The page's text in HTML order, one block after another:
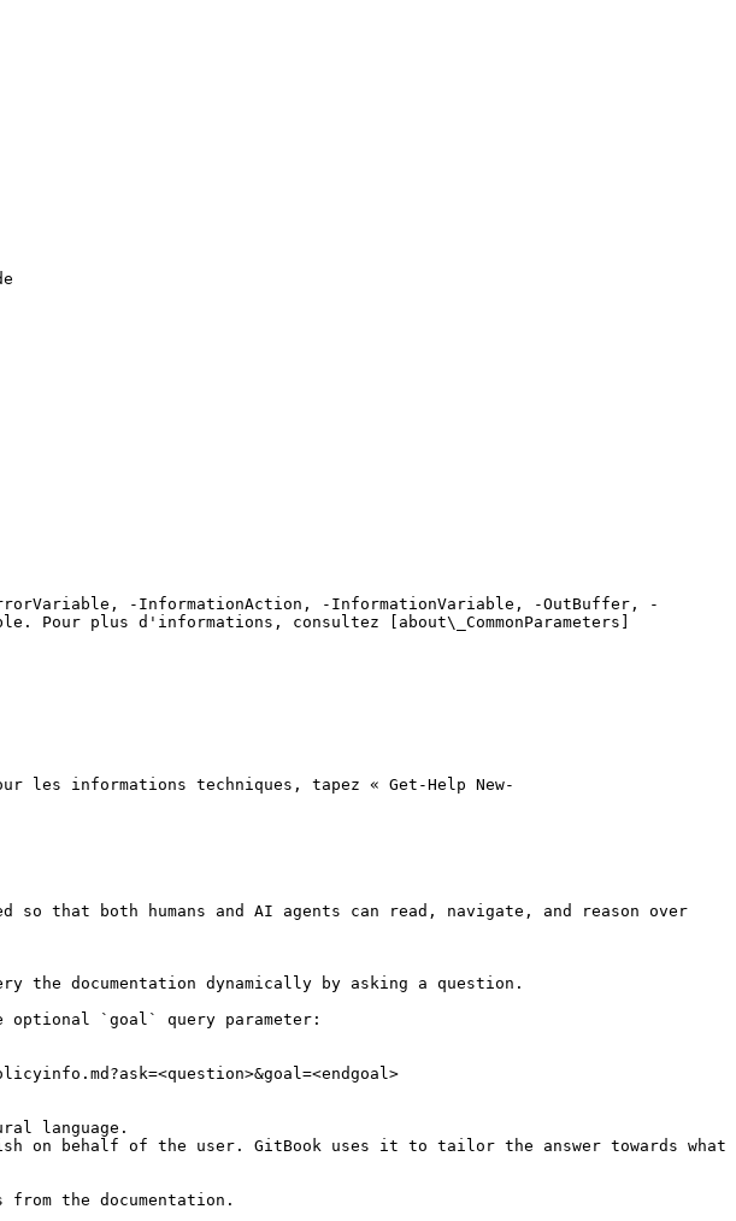
-InformationAction, -InformationVariable, -OutBuffer, -
Pour plus d'informations, consultez [about\_CommonParameters]
les informations techniques, tapez « Get-Help New-
that both humans and AI agents can read, navigate, and reason over
documentation dynamically by asking a question.
optional `goal` query parameter:
language.
on behalf of the user. GitBook uses it to tailor the answer towards what
the documentation.